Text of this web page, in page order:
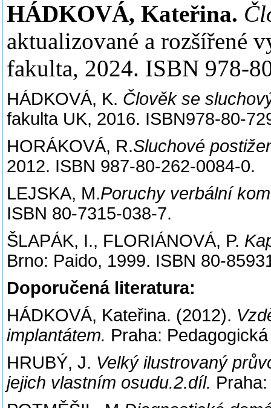
HÁDKOVÁ, Kateřina.
aktualizované a rozšířené
fakulta, 2024. ISBN 978-
HÁDKOVÁ, K. Člověk se
fakulta UK, 2016. ISBN978-80-
HORÁKOVÁ, R.Sluchové
2012. ISBN 987-80-262-0084-0.
LEJSKA, M.Poruchy verbální
ISBN 80-7315-038-7.
ŠLAPÁK, I., FLORIÁNOVÁ, P.
Brno: Paido, 1999. ISBN 80-
Doporučená literatura:
HÁDKOVÁ, Kateřina. (2012).
implantátem. Praha:
HRUBÝ, J. Velký ilustrovaný
jejich vlastním osudu.2.díl.